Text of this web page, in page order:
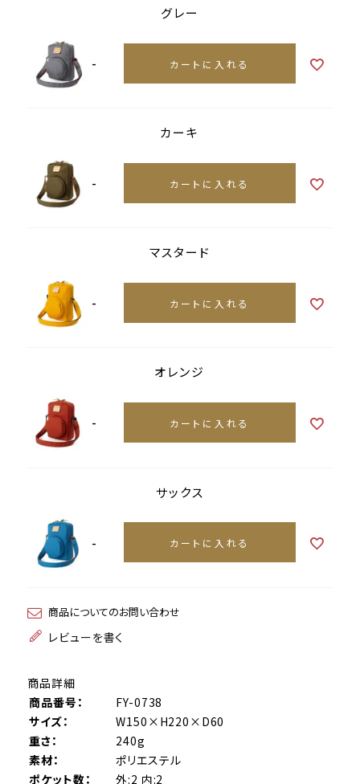
グレー
- カートに入れる
カーキ
- カートに入れる
マスタード
- カートに入れる
オレンジ
- カートに入れる
サックス
- カートに入れる
商品についてのお問い合わせ
レビューを書く
商品詳細
商品番号：
FY-0738
サイズ：
W150×H220×D60
重さ：
240g
素材：
ポリエステル
ポケット数：
外:2 内:2